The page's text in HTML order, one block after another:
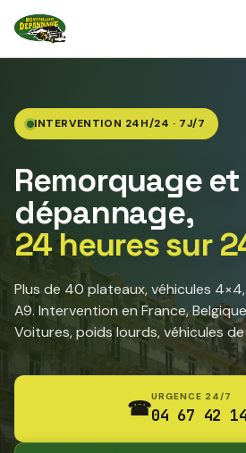
INTERVENTION 24H/24 · 7J/7
Remorquage et
dépannage,
24 heures sur
Plus de 40 plateaux, véhicules
A9. Intervention en France,
Voitures, poids lourds, véhicules de
☎URGENCE 24/7
04 67 42